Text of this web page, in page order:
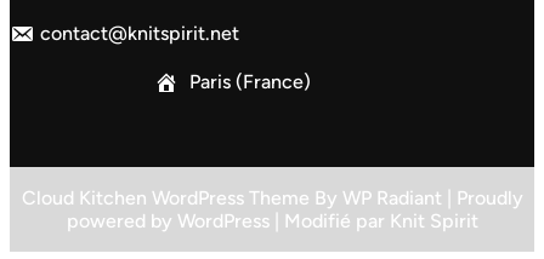
contact@knitspirit.net
Paris (France)
Cloud Kitchen WordPress Theme By WP Radiant | Proudly
powered by WordPress| Modifié par Knit Spirit